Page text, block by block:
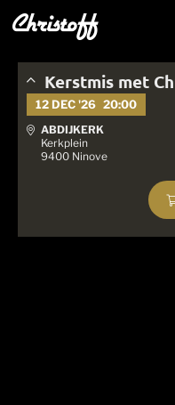
Kerstmis met
12 DEC '26 20:00
ABDIJKERK
Kerkplein
9400 Ninove